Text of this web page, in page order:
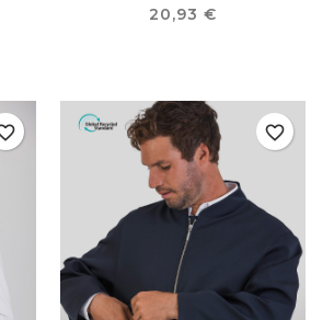
Preço
20,93 €
favorite_border